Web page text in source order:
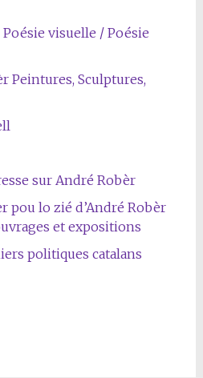
visuelle / Poésie
Peintures, Sculptures,
sur André Robèr
pou lo zié d’André Robèr
et expositions
politiques catalans